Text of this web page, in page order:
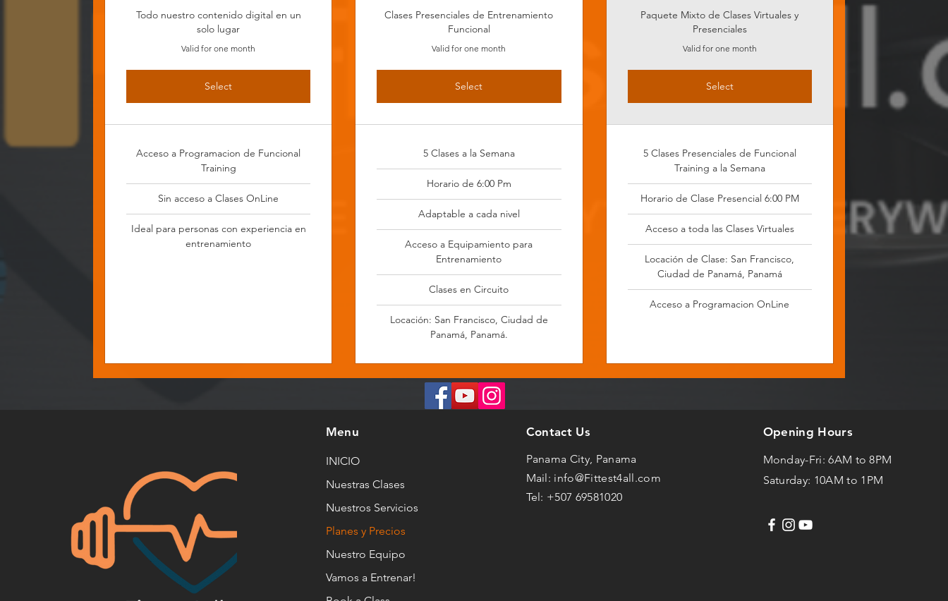
Todo nuestro contenido digital en un
solo lugar
Valid for one month
Select
Acceso a Programacion de Funcional
Training
Sin acceso a Clases OnLine
Ideal para personas con experiencia en
entrenamiento
Clases Presenciales de Entrenamiento
Funcional
Valid for one month
Select
5 Clases a la Semana
Horario de 6:00 Pm
Adaptable a cada nivel
Acceso a Equipamiento para
Entrenamiento
Clases en Circuito
Locación: San Francisco, Ciudad de
Panamá, Panamá.
Paquete Mixto de Clases Virtuales y
Presenciales
Valid for one month
Select
5 Clases Presenciales de Funcional
Training a la Semana
Horario de Clase Presencial 6:00 PM
Acceso a toda las Clases Virtuales
Locación de Clase: San Francisco,
Ciudad de Panamá, Panamá
Acceso a Programacion OnLine
Menu
INICIO
Nuestras Clases
Nuestros Servicios
Planes y Precios
Nuestro Equipo
Vamos a Entrenar!
Contact Us
Panama City, Panama
Mail: info@Fittest4all.com
Tel: +507 69581020
Opening Hours
Monday-Fri: 6AM to 8PM
Saturday: 10AM to 1PM